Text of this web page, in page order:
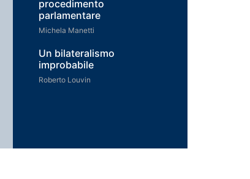
procedimento
parlamentare
Michela Manetti
Un bilateralismo
improbabile
Roberto Louvin